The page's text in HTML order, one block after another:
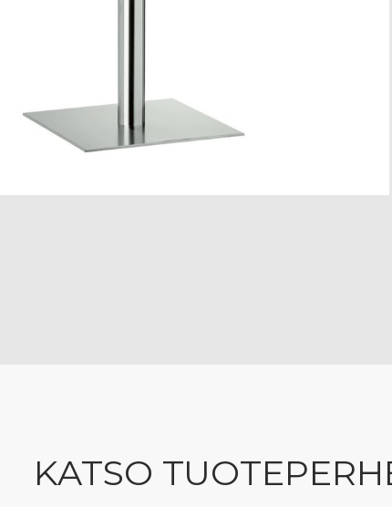
KATSO